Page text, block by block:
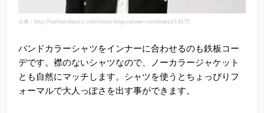
出典：http://fashion-basics.com/mens-long-cutsew-coordinate10-9175
バンドカラーシャツをインナーに合わせるのも鉄板コー
デです。襟のないシャツなので、ノーカラージャケット
とも自然にマッチします。シャツを使うとちょっぴりフ
ォーマルで大人っぽさを出す事ができます。